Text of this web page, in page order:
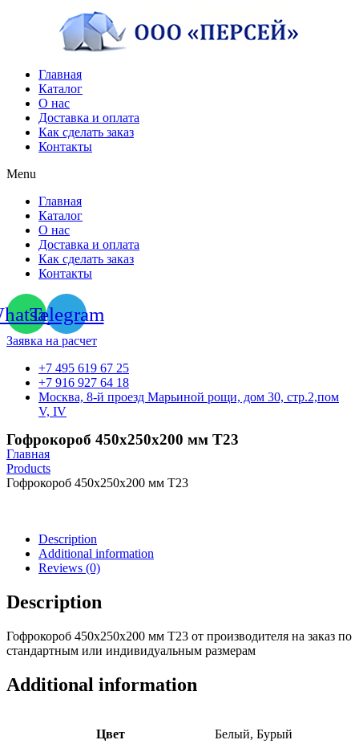
содержимому
Главная
Каталог
О нас
Доставка и оплата
Как сделать заказ
Контакты
Menu
Главная
Каталог
О нас
Доставка и оплата
Как сделать заказ
Контакты
Telegram
Заявка на расчет
+7 495 619 67 25
+7 916 927 64 18
Москва, 8-й проезд Марьиной рощи, дом 30, стр.2,пом
V, IV
Гофрокороб 450х250х200 мм Т23
Главная
Products
Гофрокороб 450х250х200 мм Т23
Description
Additional information
Reviews (0)
Description
Гофрокороб 450х250х200 мм Т23 от производителя на заказ по
стандартным или индивидуальным размерам
Additional information
Цвет Белый, Бурый